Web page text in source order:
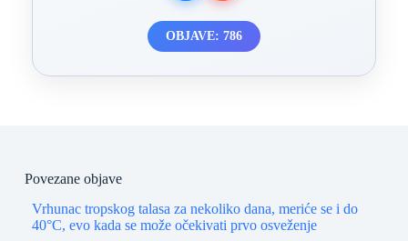
OBJAVE: 786
Povezane objave
Vrhunac tropskog talasa za nekoliko dana, meriće se i do
40°C, evo kada se može očekivati prvo osveženje